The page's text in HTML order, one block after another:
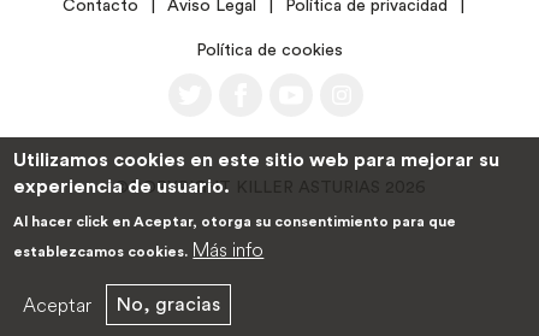
Contacto Aviso Legal Política de privacidad
Política de cookies
©COPYRIGHT KILLER ASTURIAS 2026
Utilizamos cookies en este sitio web para mejorar su
experiencia de usuario.
Al hacer click en Aceptar, otorga su consentimiento para que
establezcamos cookies. Más info
Aceptar No, gracias